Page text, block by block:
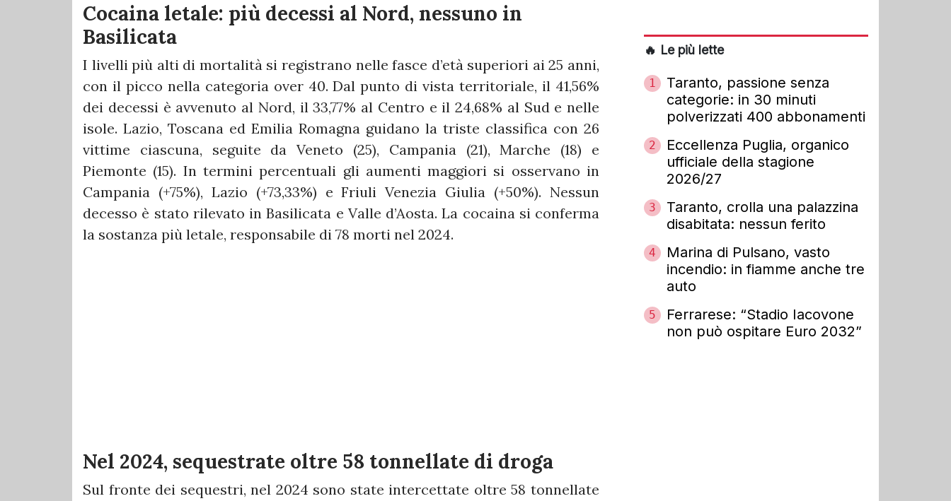
Cocaina letale: più decessi al Nord, nessuno in
Basilicata
I livelli più alti di mortalità si registrano nelle fasce d’età superiori ai 25 anni,
con il picco nella categoria over 40. Dal punto di vista territoriale, il 41,56%
dei decessi è avvenuto al Nord, il 33,77% al Centro e il 24,68% al Sud e nelle
isole. Lazio, Toscana ed Emilia Romagna guidano la triste classifica con 26
vittime ciascuna, seguite da Veneto (25), Campania (21), Marche (18) e
Piemonte (15). In termini percentuali gli aumenti maggiori si osservano in
Campania (+75%), Lazio (+73,33%) e Friuli Venezia Giulia (+50%). Nessun
decesso è stato rilevato in Basilicata e Valle d’Aosta. La cocaina si conferma
la sostanza più letale, responsabile di 78 morti nel 2024.
Nel 2024, sequestrate oltre 58 tonnellate di droga
Sul fronte dei sequestri, nel 2024 sono state intercettate oltre 58 tonnellate
🔥 Le più lette
1
Taranto, passione senza
categorie: in 30 minuti
polverizzati 400 abbonamenti
2
Eccellenza Puglia, organico
ufficiale della stagione
2026/27
3
Taranto, crolla una palazzina
disabitata: nessun ferito
4
Marina di Pulsano, vasto
incendio: in fiamme anche tre
auto
5
Ferrarese: “Stadio Iacovone
non può ospitare Euro 2032”